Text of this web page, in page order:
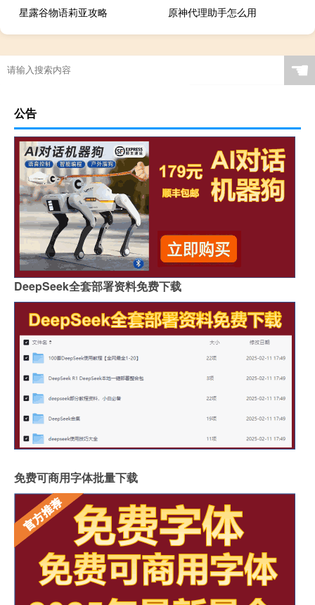
星露谷物语莉亚攻略
原神代理助手怎么用
☚
公告
DeepSeek全套部署资料免费下载
免费可商用字体批量下载